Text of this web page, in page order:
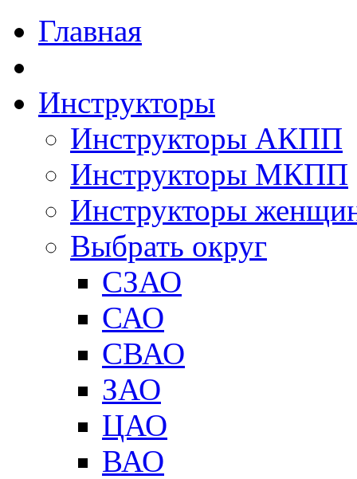
Главная
Инструкторы
Инструкторы АКПП
Инструкторы МКПП
Инструкторы
Выбрать округ
СЗАО
САО
СВАО
ЗАО
ЦАО
ВАО